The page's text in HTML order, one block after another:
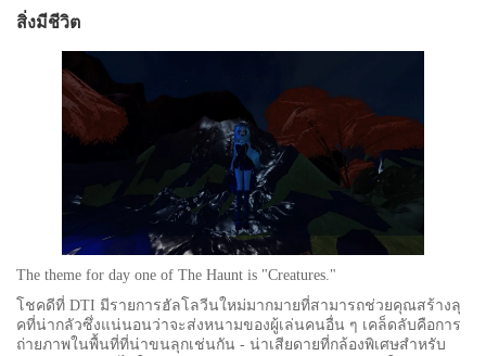
สิ่งมีชีวิต
The theme for day one of The Haunt is "Creatures."
โชคดีที่ DTI มีรายการฮัลโลวีนใหม่มากมายที่สามารถช่วยคุณสร้างลุ
คที่น่ากลัวซึ่งแน่นอนว่าจะส่งหนามของผู้เล่นคนอื่น ๆ เคล็ดลับคือการ
ถ่ายภาพในพื้นที่ที่น่าขนลุกเช่นกัน - น่าเสียดายที่กล้องพิเศษสำหรับ